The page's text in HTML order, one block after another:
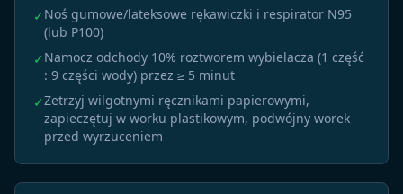
✓ Noś gumowe/lateksowe rękawiczki i respirator N95
(lub P100)
✓ Namocz odchody 10% roztworem wybielacza (1 część
: 9 części wody) przez ≥ 5 minut
✓Zetrzyj wilgotnymi ręcznikami papierowymi,
zapieczętuj w worku plastikowym, podwójny worek
przed wyrzuceniem